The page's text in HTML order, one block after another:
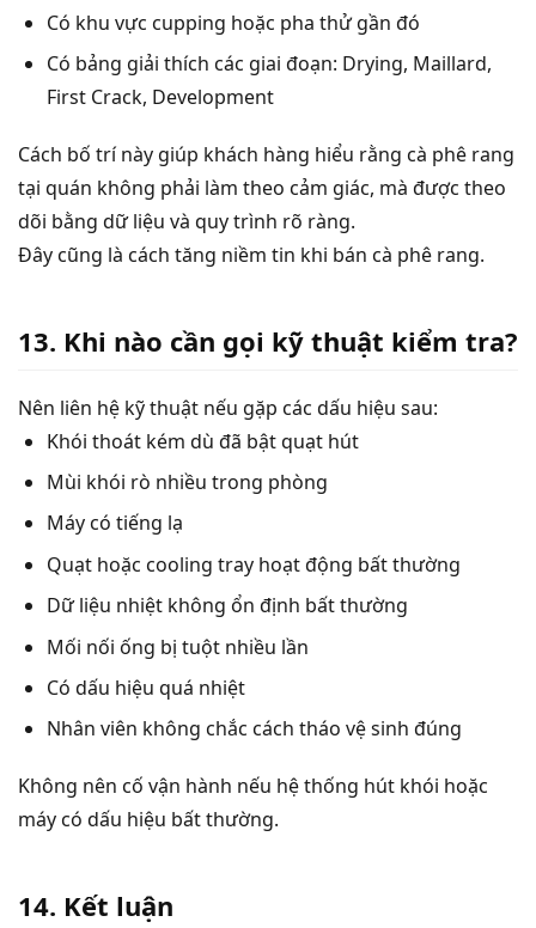
Có khu vực cupping hoặc pha thử gần đó
Có bảng giải thích các giai đoạn: Drying, Maillard,
First Crack, Development
Cách bố trí này giúp khách hàng hiểu rằng cà phê rang
tại quán không phải làm theo cảm giác, mà được theo
dõi bằng dữ liệu và quy trình rõ ràng.
Đây cũng là cách tăng niềm tin khi bán cà phê rang.
13. Khi nào cần gọi kỹ thuật kiểm tra?
Nên liên hệ kỹ thuật nếu gặp các dấu hiệu sau:
Khói thoát kém dù đã bật quạt hút
Mùi khói rò nhiều trong phòng
Máy có tiếng lạ
Quạt hoặc cooling tray hoạt động bất thường
Dữ liệu nhiệt không ổn định bất thường
Mối nối ống bị tuột nhiều lần
Có dấu hiệu quá nhiệt
Nhân viên không chắc cách tháo vệ sinh đúng
Không nên cố vận hành nếu hệ thống hút khói hoặc
máy có dấu hiệu bất thường.
14. Kết luận